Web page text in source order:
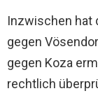
Inzwischen hat
gegen
gegen Koza
rechtlich